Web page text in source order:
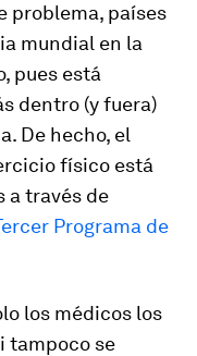
problema, países
mundial en la
pues está
dentro (y fuera)
De hecho, el
físico está
a través de
Programa de
los médicos los
tampoco se